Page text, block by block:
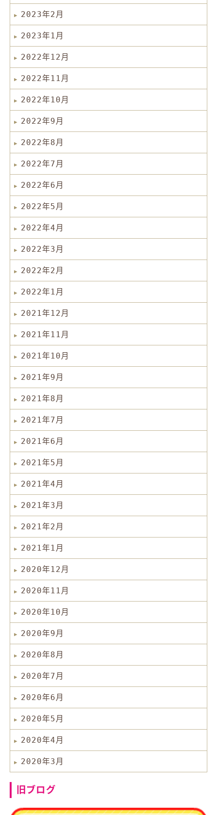
2023年2月
2023年1月
2022年12月
2022年11月
2022年10月
2022年9月
2022年8月
2022年7月
2022年6月
2022年5月
2022年4月
2022年3月
2022年2月
2022年1月
2021年12月
2021年11月
2021年10月
2021年9月
2021年8月
2021年7月
2021年6月
2021年5月
2021年4月
2021年3月
2021年2月
2021年1月
2020年12月
2020年11月
2020年10月
2020年9月
2020年8月
2020年7月
2020年6月
2020年5月
2020年4月
2020年3月
旧ブログ